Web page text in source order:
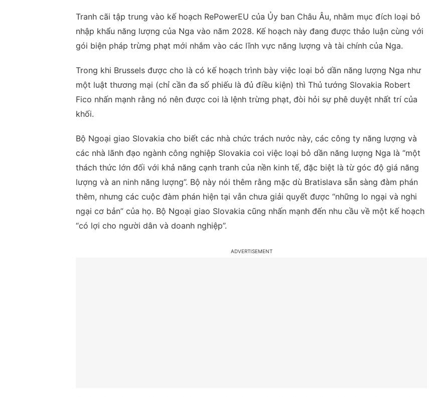
Tranh cãi tập trung vào kế hoạch RePowerEU của Ủy ban Châu Âu, nhằm mục đích loại bỏ
nhập khẩu năng lượng của Nga vào năm 2028. Kế hoạch này đang được thảo luận cùng với
gói biện pháp trừng phạt mới nhắm vào các lĩnh vực năng lượng và tài chính của Nga.
Trong khi Brussels được cho là có kế hoạch trình bày việc loại bỏ dần năng lượng Nga như
một luật thương mại (chỉ cần đa số phiếu là đủ điều kiện) thì Thủ tướng Slovakia Robert
Fico nhấn mạnh rằng nó nên được coi là lệnh trừng phạt, đòi hỏi sự phê duyệt nhất trí của
khối.
Bộ Ngoại giao Slovakia cho biết các nhà chức trách nước này, các công ty năng lượng và
các nhà lãnh đạo ngành công nghiệp Slovakia coi việc loại bỏ dần năng lượng Nga là “một
thách thức lớn đối với khả năng cạnh tranh của nền kinh tế, đặc biệt là từ góc độ giá năng
lượng và an ninh năng lượng”. Bộ này nói thêm rằng mặc dù Bratislava sẵn sàng đàm phán
thêm, nhưng các cuộc đàm phán hiện tại vẫn chưa giải quyết được “những lo ngại và nghi
ngại cơ bản” của họ. Bộ Ngoại giao Slovakia cũng nhấn mạnh đến nhu cầu về một kế hoạch
“có lợi cho người dân và doanh nghiệp”.